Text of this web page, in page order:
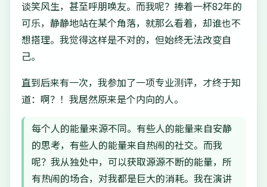
谈笑风生，甚至呼朋唤友。而我呢？捧着一杯82年的
可乐，静静地站在某个角落，就那么看着，却谁也不
想搭理。我觉得这样是不对的，但始终无法改变自
己。
直到后来有一次，我参加了一项专业测评，才终于知
道：啊？！我居然原来是个内向的人。
每个人的能量来源不同。有些人的能量来自安静
的思考，有些人的能量来自热闹的社交。而我
呢？我从独处中，可以获取源源不断的能量，所
有热闹的场合，对我都是巨大的消耗。我在演讲